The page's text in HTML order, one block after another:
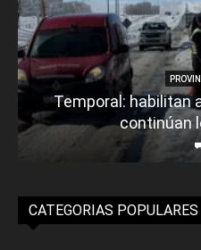
Temporal: habilitan
continúan
CATEGORIAS POPULARES